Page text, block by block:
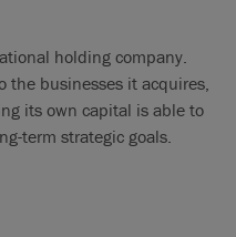
holding company.
the businesses it acquires,
its own capital is able to
term strategic goals.